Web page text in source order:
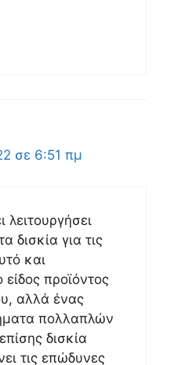
σε 6:51 πμ
λειτουργήσει
δισκία για τις
και
προϊόντος
αλλά ένας
πολλαπλών
δισκία
τις επώδυνες